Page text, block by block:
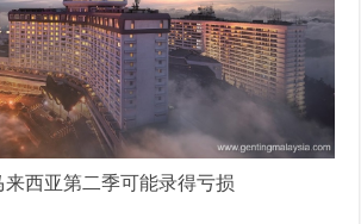
西亚第二季可能录得亏损